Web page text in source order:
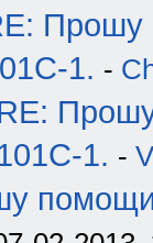
Прошу
1. -
1. -